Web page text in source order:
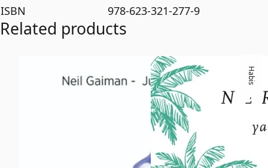
ISBN
978-623-321-277-9
Related products
Habis